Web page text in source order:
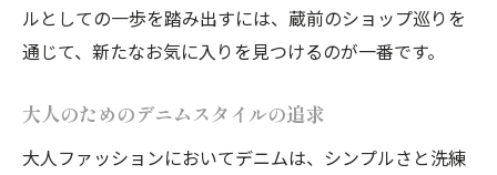
ルとしての一歩を踏み出すには、蔵前のショップ巡りを
通じて、新たなお気に入りを見つけるのが一番です。
大人のためのデニムスタイルの追求
大人ファッションにおいてデニムは、シンプルさと洗練